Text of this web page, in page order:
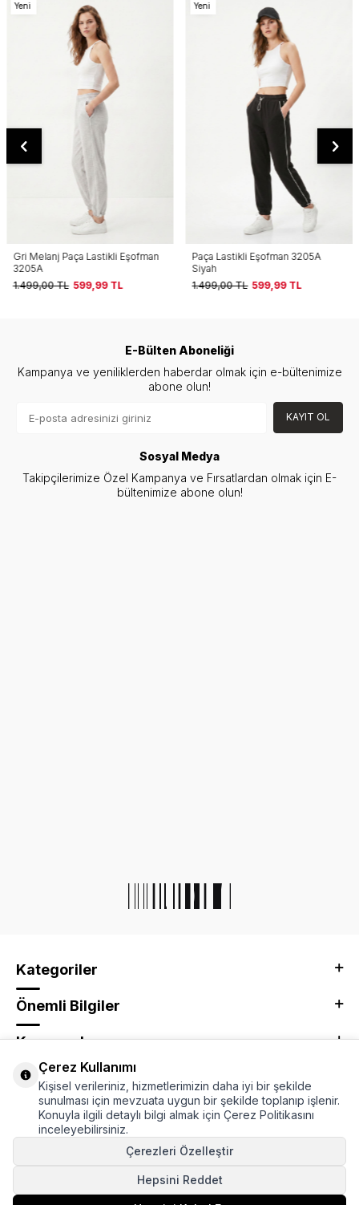
Yeni
Gri Melanj Paça Lastikli Eşofman
3205A
1.499,00TL 599,99TL
Yeni
Paça Lastikli Eşofman 3205A
Siyah
1.499,00TL 599,99TL
E-Bülten Aboneliği
Kampanya ve yeniliklerden haberdar olmak için e-bültenimize
abone olun!
KAYIT OL
Sosyal Medya
Takipçilerimize Özel Kampanya ve Fırsatlardan olmak için E-
bültenimize abone olun!
Kategoriler
Önemli Bilgiler
Kurumsal
Adres & İletişim
Çerez Kullanımı
Kişisel verileriniz, hizmetlerimizin daha iyi bir şekilde
sunulması için mevzuata uygun bir şekilde toplanıp işlenir.
Konuyla ilgili detaylı bilgi almak için Çerez Politikasını
inceleyebilirsiniz.
Çerezleri Özelleştir
Hepsini Reddet